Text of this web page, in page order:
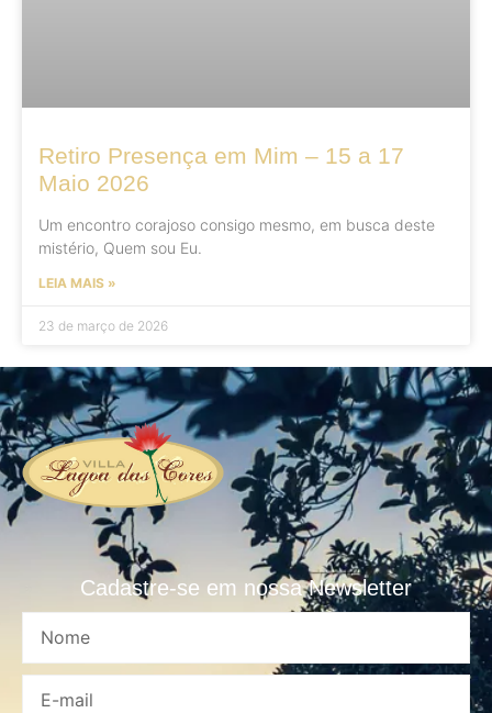
Retiro Presença em Mim – 15 a 17
Maio 2026
Um encontro corajoso consigo mesmo, em busca deste
mistério, Quem sou Eu.
LEIA MAIS »
23 de março de 2026
Cadastre-se em nossa Newsletter